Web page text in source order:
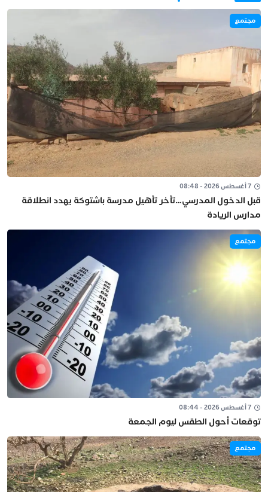
مجتمع
7 أغسطس 2026 - 08:48
قبل الدخول المدرسي…تأخر تأهيل مدرسة باشتوكة يهدد انطلاقة
مدارس الريادة
مجتمع
7 أغسطس 2026 - 08:44
توقعات أحول الطقس ليوم الجمعة
مجتمع